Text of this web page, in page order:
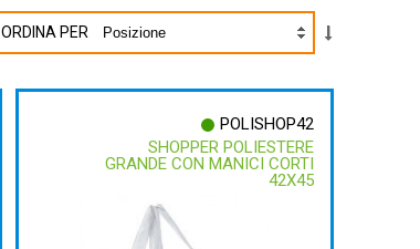
ORDINA PER
POLISHOP42
SHOPPER POLIESTERE
GRANDE CON MANICI CORTI
42X45